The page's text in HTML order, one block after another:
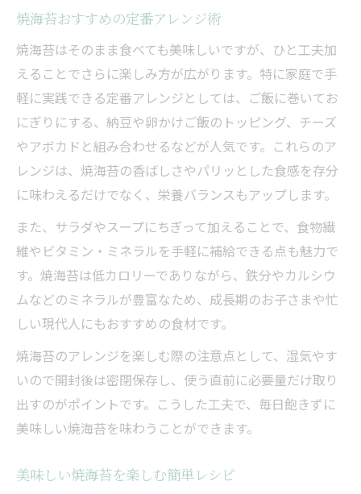
毎日の食卓に焼海苔おすすめをプラス
美味しい焼海苔が日々の活力になる理由
香ばしさ引き出す焼海苔活用術を公開
焼海苔おすすめの香ばしさ活用ポイント
美味しい焼海苔を最大限に味わう方法
焼海苔おすすめの食感を活かすコツ
香ばしい焼海苔で料理を格上げする技
焼海苔おすすめで広がる食卓の楽しみ
美味しい焼海苔なら健康への効果実感へ
焼海苔おすすめが健康維持に役立つ理由
美味しい焼海苔の栄養と美容サポート効果
焼海苔おすすめが毎日に与える健康変化
焼海苔おすすめで続ける美肌・美髪習慣
妊婦にも安心な焼海苔おすすめポイント
妊婦に焼海苔おすすめできる栄養素とは
焼海苔おすすめの安全な摂取量と注意点
焼海苔おすすめの定番アレンジ術
焼海苔はそのまま食べても美味しいですが、ひと工夫加
えることでさらに楽しみ方が広がります。特に家庭で手
軽に実践できる定番アレンジとしては、ご飯に巻いてお
にぎりにする、納豆や卵かけご飯のトッピング、チーズ
やアボカドと組み合わせるなどが人気です。これらのア
レンジは、焼海苔の香ばしさやパリッとした食感を存分
に味わえるだけでなく、栄養バランスもアップします。
また、サラダやスープにちぎって加えることで、食物繊
維やビタミン・ミネラルを手軽に補給できる点も魅力で
す。焼海苔は低カロリーでありながら、鉄分やカルシウ
ムなどのミネラルが豊富なため、成長期のお子さまや忙
しい現代人にもおすすめの食材です。
焼海苔のアレンジを楽しむ際の注意点として、湿気やす
いので開封後は密閉保存し、使う直前に必要量だけ取り
出すのがポイントです。こうした工夫で、毎日飽きずに
美味しい焼海苔を味わうことができます。
美味しい焼海苔を楽しむ簡単レシピ